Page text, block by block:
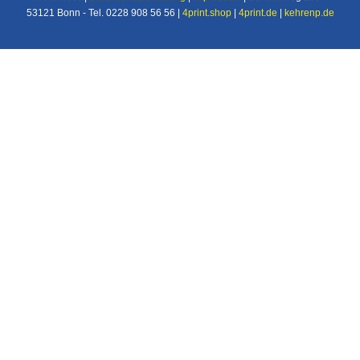
53121 Bonn - Tel. 0228 908 56 56 | 4print.shop| 4print.de kehrenp.de